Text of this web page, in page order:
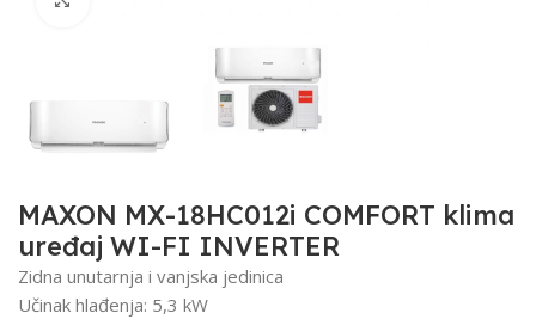
MAXON MX-18HC012i COMFORT klima
uređaj WI-FI INVERTER
Zidna unutarnja i vanjska jedinica
Učinak hlađenja: 5,3 kW